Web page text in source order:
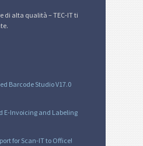
di alta qualità – TEC-IT ti
Barcode Studio V17.0
E-Invoicing and Labeling
for Scan-IT to Office!